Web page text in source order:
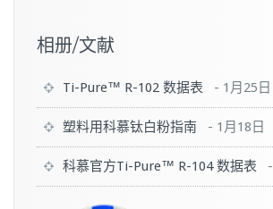
相册/文献
Ti-Pure™ R-102 数据表 - 1月25日
塑料用科慕钛白粉指南 - 1月18日
科慕官方Ti-Pure™ R-104 数据表 -